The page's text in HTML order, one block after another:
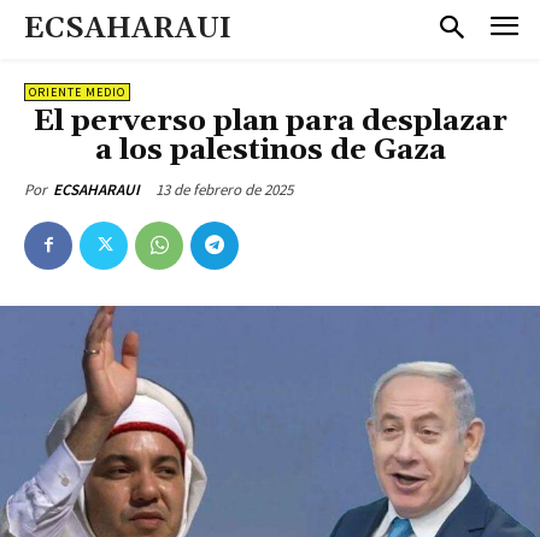
ECSAHARAUI
ORIENTE MEDIO
El perverso plan para desplazar
a los palestinos de Gaza
Por ECSAHARAUI 13 de febrero de 2025